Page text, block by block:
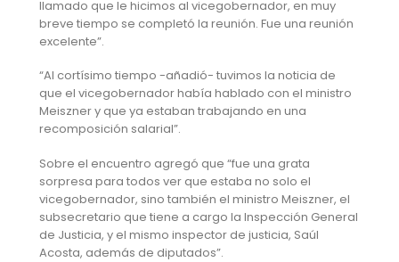
llamado que le hicimos al vicegobernador, en muy
breve tiempo se completó la reunión. Fue una reunión
excelente”.
“Al cortísimo tiempo -añadió- tuvimos la noticia de
que el vicegobernador había hablado con el ministro
Meiszner y que ya estaban trabajando en una
recomposición salarial”.
Sobre el encuentro agregó que “fue una grata
sorpresa para todos ver que estaba no solo el
vicegobernador, sino también el ministro Meiszner, el
subsecretario que tiene a cargo la Inspección General
de Justicia, y el mismo inspector de justicia, Saúl
Acosta, además de diputados”.